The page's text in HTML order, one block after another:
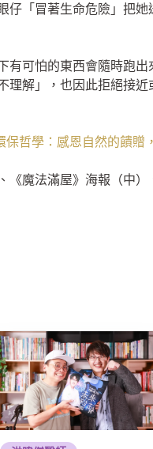
仔「冒著生命危險」把
有可怕的東西會隨時跑
理解」，也因此拒絕接
保哲學：感恩自然的饋贈
《魔法滿屋》海報（中）